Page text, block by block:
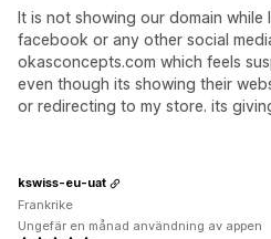
It is not showing our domain
facebook or any other social
okasconcepts.com which feels
even though its showing their
or redirecting to my store. its
kswiss-eu-uat
Frankrike
Ungefär en månad användning av appen